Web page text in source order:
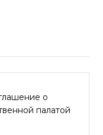
о
палатой